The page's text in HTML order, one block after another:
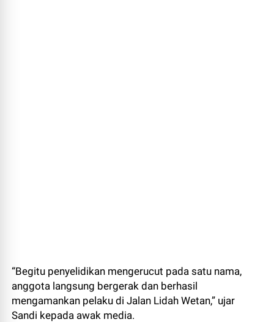
“Begitu penyelidikan mengerucut pada satu nama,
anggota langsung bergerak dan berhasil
mengamankan pelaku di Jalan Lidah Wetan,” ujar
Sandi kepada awak media.